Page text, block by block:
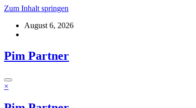
Zum Inhalt springen
August 6, 2026
Pim Partner
×